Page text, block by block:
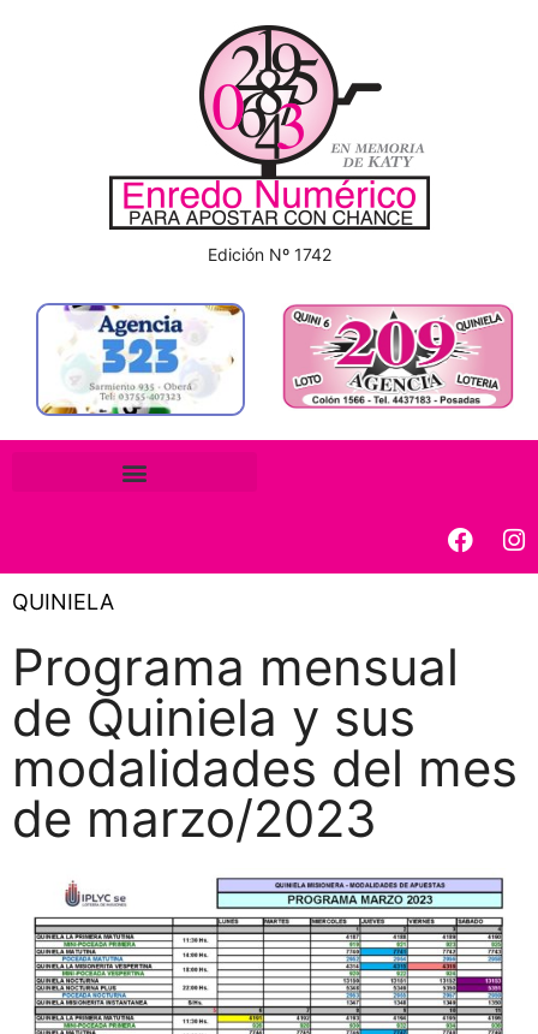
Edición Nº 1742
QUINIELA
Programa mensual
de Quiniela y sus
modalidades del mes
de marzo/2023